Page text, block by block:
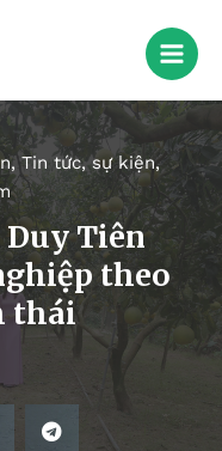
,Tin tức, sự kiện,
Tiên
theo
thái